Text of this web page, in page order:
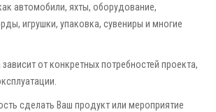
автомобили, яхты, оборудование,
игрушки, упаковка, сувениры и многие
от конкретных потребностей проекта,
сделать Ваш продукт или мероприятие